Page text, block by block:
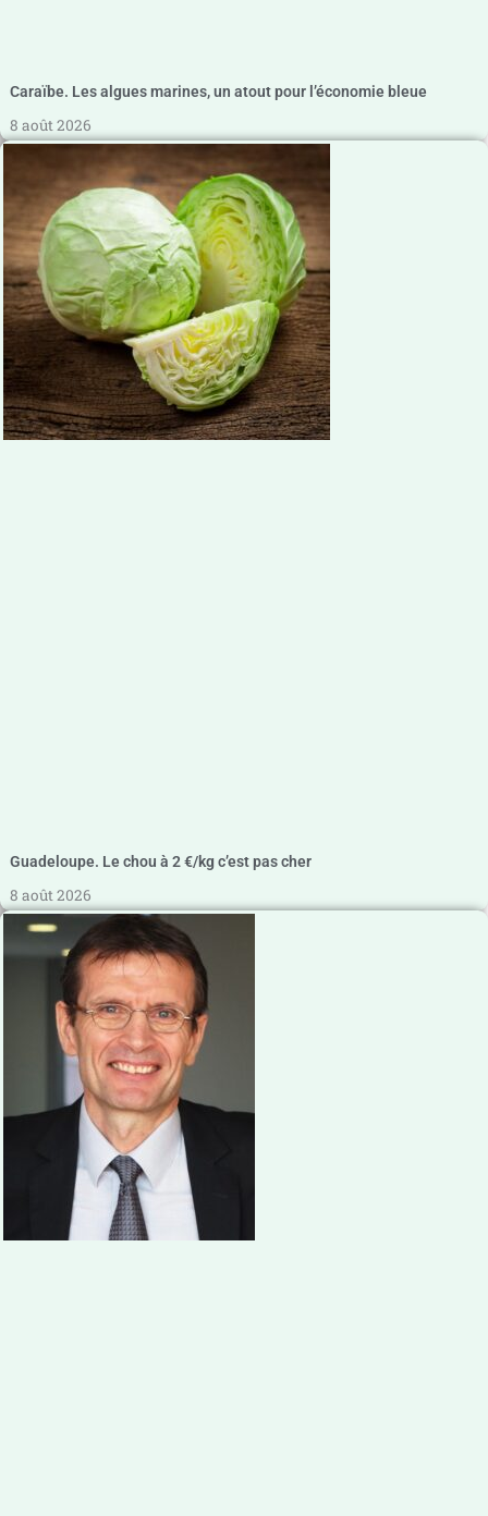
Caraïbe. Les algues marines, un atout pour l’économie bleue
8 août 2026
Guadeloupe. Le chou à 2 €/kg c’est pas cher
8 août 2026